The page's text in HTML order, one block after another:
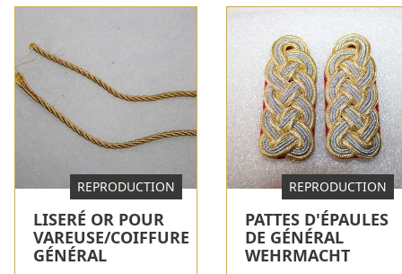
REPRODUCTION
LISERÉ OR POUR
VAREUSE/COIFFURE
GÉNÉRAL
REPRODUCTION
PATTES D'ÉPAULES
DE GÉNÉRAL
WEHRMACHT